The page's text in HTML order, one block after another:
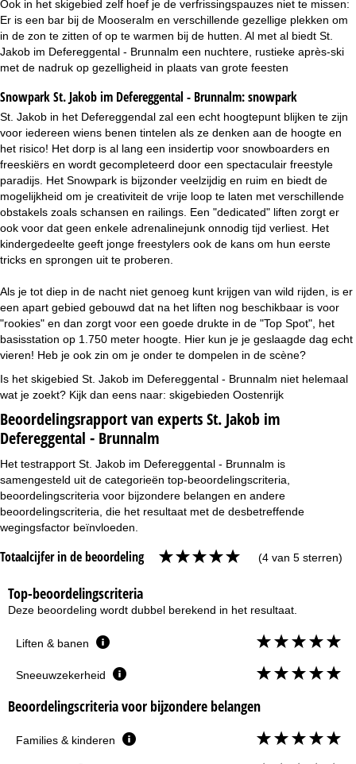
Ook in het skigebied zelf hoef je de verfrissingspauzes niet te missen:
Er is een bar bij de Mooseralm en verschillende gezellige plekken om
in de zon te zitten of op te warmen bij de hutten. Al met al biedt St.
Jakob im Defereggental - Brunnalm een nuchtere, rustieke après-ski
met de nadruk op gezelligheid in plaats van grote feesten
Snowpark St. Jakob im Defereggental - Brunnalm:snowpark
St. Jakob in het Defereggendal zal een echt hoogtepunt blijken te zijn
voor iedereen wiens benen tintelen als ze denken aan de hoogte en
het risico! Het dorp is al lang een insidertip voor snowboarders en
freeskiërs en wordt gecompleteerd door een spectaculair freestyle
paradijs. Het Snowpark is bijzonder veelzijdig en ruim en biedt de
mogelijkheid om je creativiteit de vrije loop te laten met verschillende
obstakels zoals schansen en railings. Een "dedicated" liften zorgt er
ook voor dat geen enkele adrenalinejunk onnodig tijd verliest. Het
kindergedeelte geeft jonge freestylers ook de kans om hun eerste
tricks en sprongen uit te proberen.
Als je tot diep in de nacht niet genoeg kunt krijgen van wild rijden, is er
een apart gebied gebouwd dat na het liften nog beschikbaar is voor
"rookies" en dan zorgt voor een goede drukte in de "Top Spot", het
basisstation op 1.750 meter hoogte. Hier kun je je geslaagde dag echt
vieren! Heb je ook zin om je onder te dompelen in de scène?
Is het skigebied St. Jakob im Defereggental - Brunnalm niet helemaal
wat je zoekt? Kijk dan eens naar: skigebieden Oostenrijk
Beoordelingsrapport van experts St. Jakob im
Defereggental - Brunnalm
Het testrapport St. Jakob im Defereggental - Brunnalm is
samengesteld uit de categorieën top-beoordelingscriteria,
beoordelingscriteria voor bijzondere belangen en andere
beoordelingscriteria, die het resultaat met de desbetreffende
wegingsfactor beïnvloeden.
Totaalcijfer in de beoordeling (4 van 5 sterren)
Top-beoordelingscriteria
Deze beoordeling wordt dubbel berekend in het resultaat.
Liften & banen
Sneeuwzekerheid
Beoordelingscriteria voor bijzondere belangen
Families & kinderen